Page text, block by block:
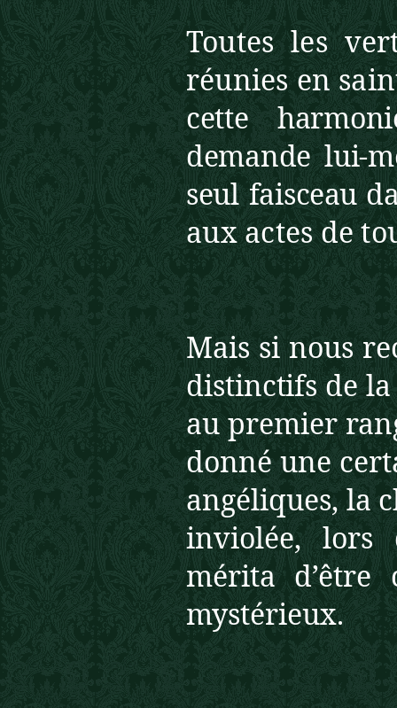
Toutes les
réunies en
cette
demande lui-
seul faisceau
aux actes de
Mais si nous
distinctifs de
au premier
donné une
angéliques, la
inviolée, lors
mérita d’être
mystérieux.